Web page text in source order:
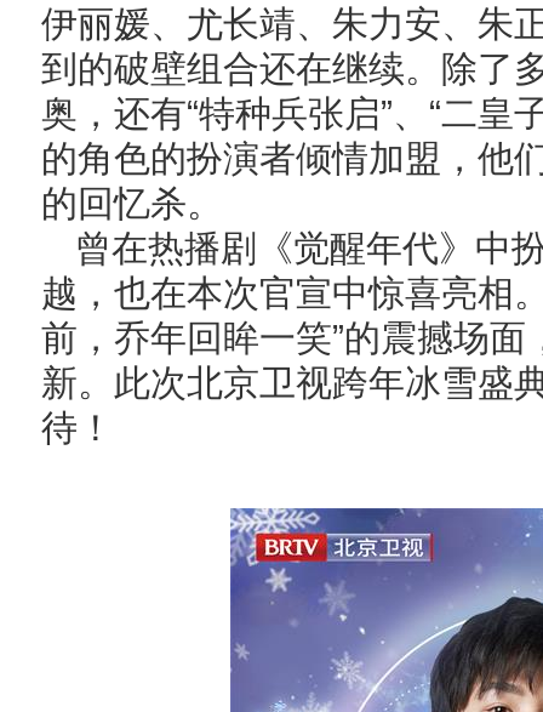
伊丽媛、尤长靖、朱力安、朱
到的破壁组合还在继续。除了
奥，还有“特种兵张启”、“二皇
的角色的扮演者倾情加盟，他
的回忆杀。
曾在热播剧《觉醒年代》中
越，也在本次官宣中惊喜亮相
前，乔年回眸一笑”的震撼场
新。此次北京卫视跨年冰雪盛
待！